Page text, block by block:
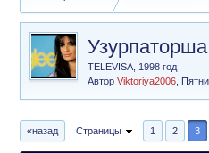
TELEVISA, 1998 год
Автор Viktoriya2006
«назад Страницы 1 2 3